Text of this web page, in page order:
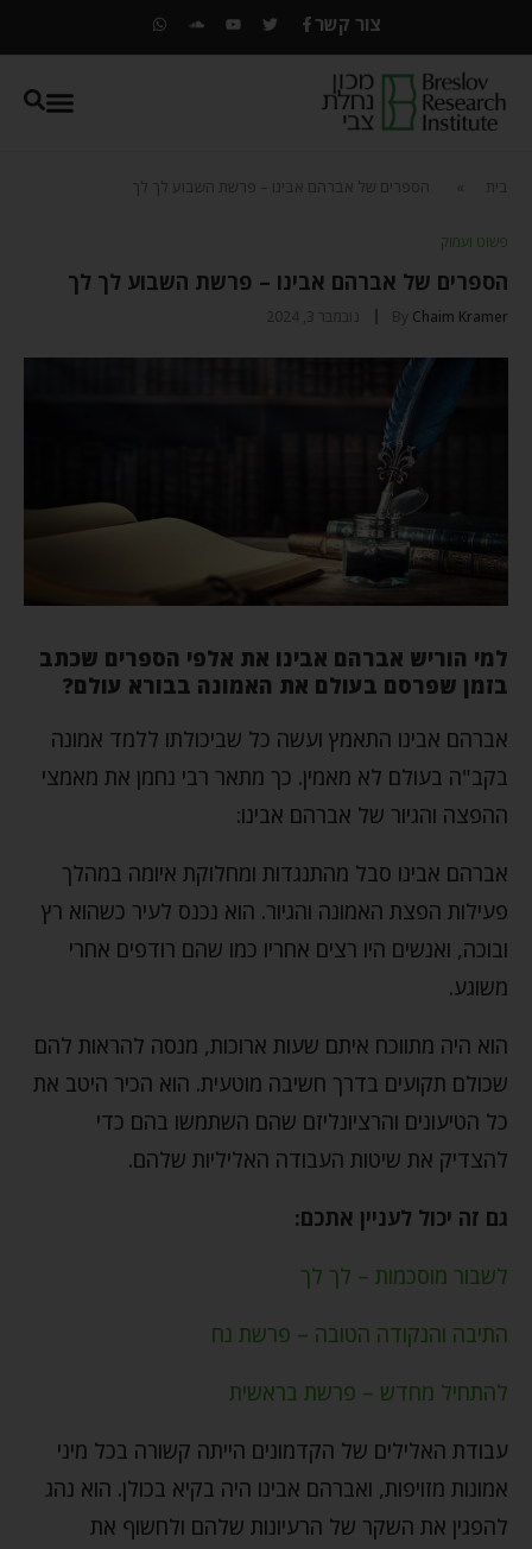
צור קשר
» הספרים של אברהם אבינו – פרשת השבוע לך לך
פשוט ועמוק
הספרים של אברהם אבינו – פרשת השבוע לך לך
ByChaim Kramer נובמבר 3, 2024
למי הוריש אברהם אבינו את אלפי הספרים שכתב
בזמן שפרסם בעולם את האמונה בבורא עולם?
אברהם אבינו התאמץ ועשה כל שביכולתו ללמד אמונה
בקב"ה בעולם לא מאמין. כך מתאר רבי נחמן את מאמצי
ההפצה והגיור של אברהם אבינו:
אברהם אבינו סבל מהתנגדות ומחלוקת איומה במהלך
פעילות הפצת האמונה והגיור. הוא נכנס לעיר כשהוא רץ
ובוכה, ואנשים היו רצים אחריו כמו שהם רודפים אחרי
משוגע.
הוא היה מתווכח איתם שעות ארוכות, מנסה להראות להם
שכולם תקועים בדרך חשיבה מוטעית. הוא הכיר היטב את
כל הטיעונים והרציונליזם שהם השתמשו בהם כדי
להצדיק את שיטות העבודה האליליות שלהם.
גם זה יכול לעניין אתכם:
לשבור מוסכמות – לך לך
התיבה והנקודה הטובה – פרשת נח
להתחיל מחדש – פרשת בראשית
עבודת האלילים של הקדמונים הייתה קשורה בכל מיני
אמונות מזויפות, ואברהם אבינו היה בקיא בכולן. הוא נהג
להפגין את השקר של הרעיונות שלהם ולחשוף את